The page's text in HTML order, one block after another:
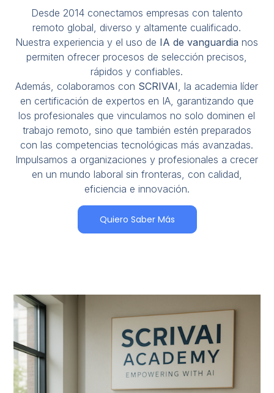
Desde 2014 conectamos empresas con talento
remoto global, diverso y altamente cualificado.
Nuestra experiencia y el uso de IA de vanguardia nos
permiten ofrecer procesos de selección precisos,
rápidos y confiables.
Además, colaboramos con SCRIVAI, la academia líder
en certificación de expertos en IA, garantizando que
los profesionales que vinculamos no solo dominen el
trabajo remoto, sino que también estén preparados
con las competencias tecnológicas más avanzadas.
Impulsamos a organizaciones y profesionales a crecer
en un mundo laboral sin fronteras, con calidad,
eficiencia e innovación.
Quiero Saber Más